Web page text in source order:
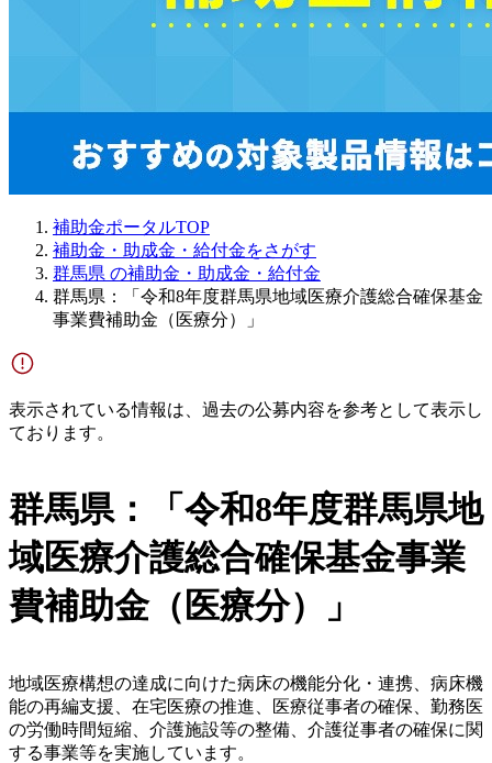
補助金ポータルTOP
補助金・助成金・給付金をさがす
群馬県 の補助金・助成金・給付金
群馬県：「令和8年度群馬県地域医療介護総合確保基金
事業費補助金（医療分）」
表示されている情報は、過去の公募内容を参考として表示し
ております。
群馬県：「令和8年度群馬県地
域医療介護総合確保基金事業
費補助金（医療分）」
地域医療構想の達成に向けた病床の機能分化・連携、病床機
能の再編支援、在宅医療の推進、医療従事者の確保、勤務医
の労働時間短縮、介護施設等の整備、介護従事者の確保に関
する事業等を実施しています。